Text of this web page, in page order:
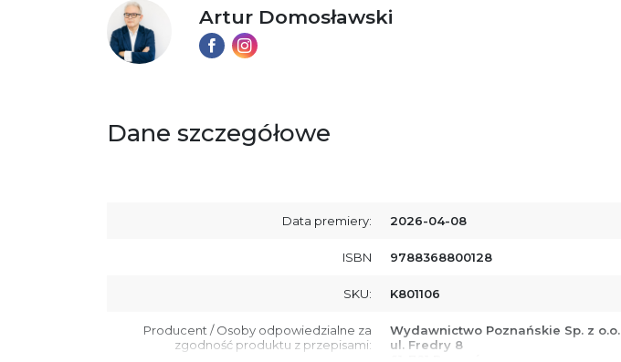
Artur Domosławski
Dane szczegółowe
Data premiery: 2026-04-08
ISBN 9788368800128
SKU: K801106
Producent / Osoby odpowiedzialne za
zgodność produktu z przepisami:
Wydawnictwo Poznańskie Sp. z o.o.
ul. Fredry 8